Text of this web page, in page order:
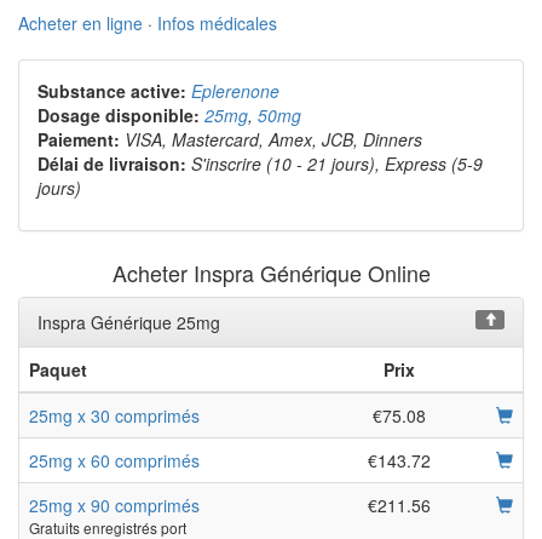
Acheter en ligne · Infos médicales
Substance active: Eplerenone
Dosage disponible: 25mg, 50mg
Paiement: VISA, Mastercard, Amex, JCB, Dinners
Délai de livraison: S'inscrire (10 - 21 jours), Express (5-9
jours)
Acheter Inspra Générique Online
Inspra Générique 25mg
Paquet
Prix
25mg x 30 comprimés
€75.08
25mg x 60 comprimés
€143.72
25mg x 90 comprimés
Gratuits enregistrés port
€211.56